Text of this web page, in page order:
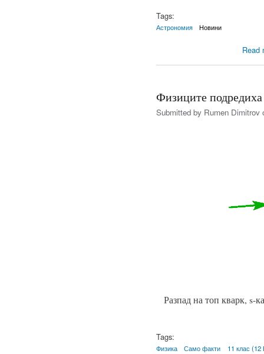
Tags:
Астрономия Новини
Read
Физиците подредиха
Submitted by Rumen Dimitrov
Разпад на топ кварк, s-
Tags:
Физика Само факти 11 клас